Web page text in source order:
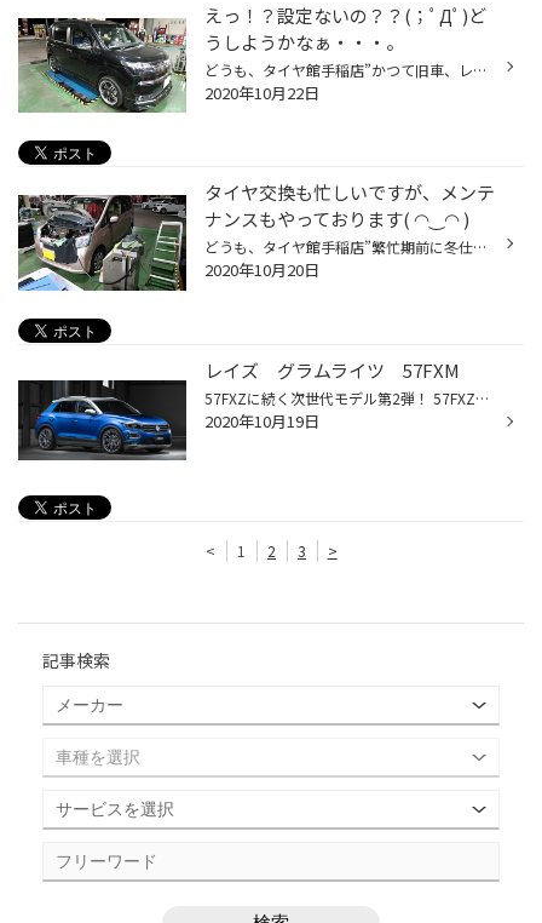
えっ！？設定ないの？？(；ﾟДﾟ)ど
うしようかなぁ・・・。
どうも、タイヤ館手稲店”かつて旧車、レア車、レアグレード担当だったのを思い出した”実行委員長かけるです。 先日、車高調のご相談を頂いたお客様 ”トヨタ スペイド” ”ＮＣＰ１４５” ”トヨタ ポルテ”の兄弟車ですが、ないんですよ車高調・・・(ノД`)・゜・。 ＦＦ用はあるんですが、4ＷＤ用の設定...
2020年10月22日
タイヤ交換も忙しいですが、メンテ
ナンスもやっております( ◠‿◠ )
どうも、タイヤ館手稲店”繁忙期前に冬仕様完成”実行済み委員長かけるです。 本日もタイヤ交換は大盛況ですが、夕方ごろに若干の余裕がありましてメンテナンス作業も行っております( ◠‿◠ ) まずは ”ダイハツ ムーヴ” ”ＬＡ１１０Ｓ” こちらのお客様は定期的なご来店でエンジンオイル交換とＣＶＴＦ交...
2020年10月20日
レイズ グラムライツ 57FXM
57FXZに続く次世代モデル第2弾！ 57FXZに続く世代主力モデルとして生まれた2ｘ7メッシュのニューモデルがこの57FXM。シャープなスポークやスポーク交点のホール等のデザインは57FXZの流れを汲みながら、フランジ部やスポーク股部分にもアクセントを加えることで足長感と立体感を表現。マットグラフ...
2020年10月19日
< 1 2 3 >
記事検索